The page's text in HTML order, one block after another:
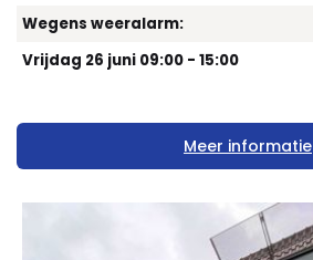
Wegens weeralarm:
Vrijdag 26 juni 09:00 - 15:00
Meer informatie